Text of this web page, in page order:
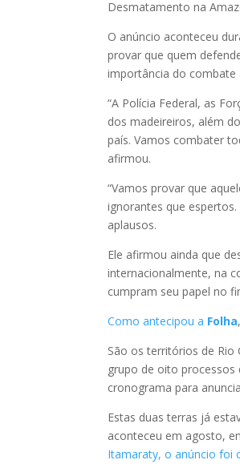
Desmatamento na
O anúncio aconteceu
provar que quem
importância do combate
“A Polícia Federal, as
dos madeireiros, além
país. Vamos combater
afirmou.
“Vamos provar que
ignorantes que
aplausos.
Ele afirmou ainda que
internacionalmente, na
cumpram seu papel no
Como antecipou a Folha
São os territórios de Rio
grupo de oito
cronograma para
Estas duas terras já
aconteceu em agosto,
Itamaraty, o anúncio foi